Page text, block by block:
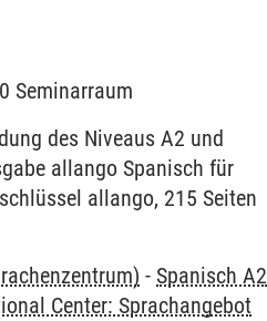
Seminarraum
des Niveaus A2 und
allango Spanisch für
allango, 215 Seiten
- Spanisch A2
Center: Sprachangebot